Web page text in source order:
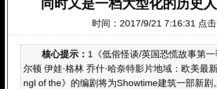
同时又是一档大型化的历史
时间：2017/9/21 7:16:31 点
核心提示： 1《低俗怪谈/英国恐慌故事第
尔顿 伊娃·格林 乔什·哈奈特影片地域：欧美最
ngl of the》的编剧将为Showtime建筑一部新剧